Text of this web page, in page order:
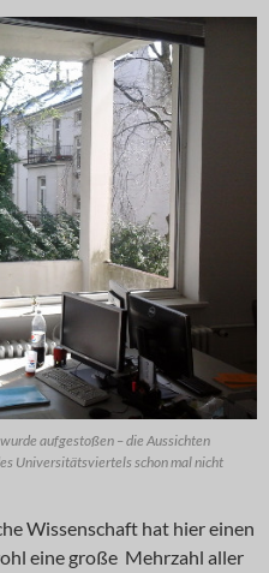
aufgestoßen – die Aussichten
Universitätsviertels schon mal nicht
Wissenschaft hat hier einen
eine große Mehrzahl aller